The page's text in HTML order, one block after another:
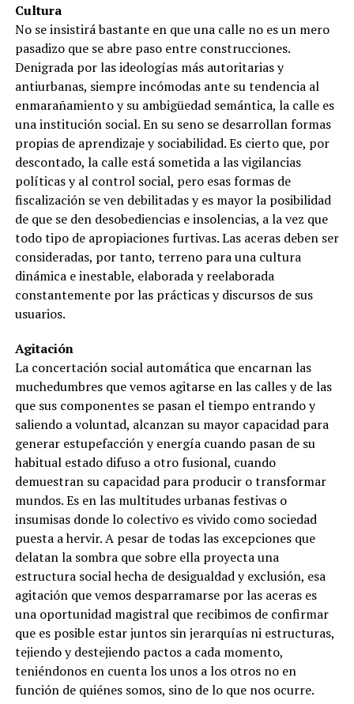
Cultura
No se insistirá bastante en que una calle no es un mero
pasadizo que se abre paso entre construcciones.
Denigrada por las ideologías más autoritarias y
antiurbanas, siempre incómodas ante su tendencia al
enmarañamiento y su ambigüedad semántica, la calle es
una institución social. En su seno se desarrollan formas
propias de aprendizaje y sociabilidad. Es cierto que, por
descontado, la calle está sometida a las vigilancias
políticas y al control social, pero esas formas de
fiscalización se ven debilitadas y es mayor la posibilidad
de que se den desobediencias e insolencias, a la vez que
todo tipo de apropiaciones furtivas. Las aceras deben ser
consideradas, por tanto, terreno para una cultura
dinámica e inestable, elaborada y reelaborada
constantemente por las prácticas y discursos de sus
usuarios.
Agitación
La concertación social automática que encarnan las
muchedumbres que vemos agitarse en las calles y de las
que sus componentes se pasan el tiempo entrando y
saliendo a voluntad, alcanzan su mayor capacidad para
generar estupefacción y energía cuando pasan de su
habitual estado difuso a otro fusional, cuando
demuestran su capacidad para producir o transformar
mundos. Es en las multitudes urbanas festivas o
insumisas donde lo colectivo es vivido como sociedad
puesta a hervir. A pesar de todas las excepciones que
delatan la sombra que sobre ella proyecta una
estructura social hecha de desigualdad y exclusión, esa
agitación que vemos desparramarse por las aceras es
una oportunidad magistral que recibimos de confirmar
que es posible estar juntos sin jerarquías ni estructuras,
tejiendo y destejiendo pactos a cada momento,
teniéndonos en cuenta los unos a los otros no en
función de quiénes somos, sino de lo que nos ocurre.